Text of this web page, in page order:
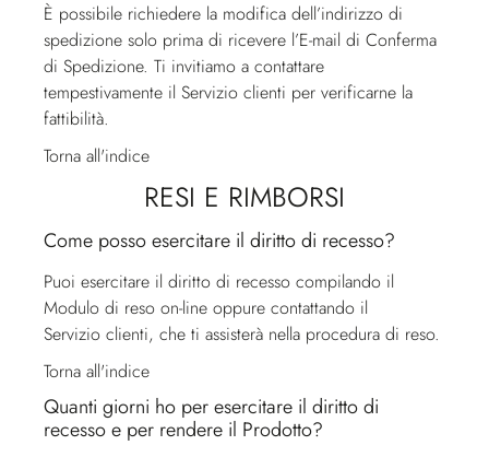
È possibile richiedere la modifica dell’indirizzo di
spedizione solo prima di ricevere l’E-mail di Conferma
di Spedizione. Ti invitiamo a contattare
tempestivamente il Servizio clienti per verificarne la
fattibilità.
Torna all'indice
RESI E RIMBORSI
Come posso esercitare il diritto di recesso?
Puoi esercitare il diritto di recesso compilando il
Modulo di reso on-line oppure contattando il
Servizio clienti, che ti assisterà nella procedura di reso.
Torna all'indice
Quanti giorni ho per esercitare il diritto di
recesso e per rendere il Prodotto?